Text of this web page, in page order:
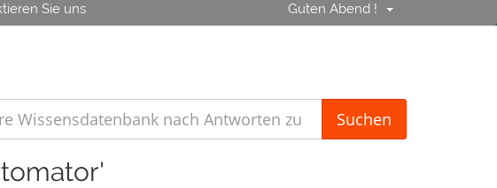
Sie uns Guten Abend !